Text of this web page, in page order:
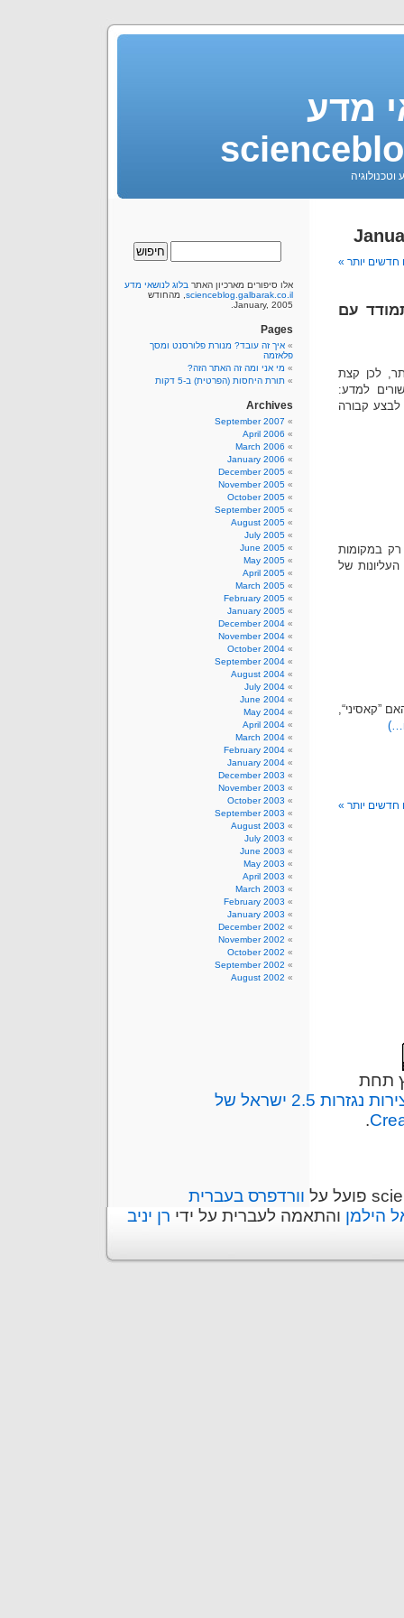
מדע
חדשים יותר »
עם
לכן קצת
למדע:
לבצע קבורה
רק במקומות
של
”קאסיני“,
חדשים יותר »
אלו סיפורים מארכיון האתר בלוג לנושאי מדע
scienceblog.galbarak.co.il , מהחודש
January, 2005.
Pages
איך זה עובד? מנורת פלורסנט ומסך
פלאזמה
מי אני ומה זה האתר הזה?
תורת היחסות (הפרטית) ב-5 דקות
Archives
September 2007
April 2006
March 2006
January 2006
December 2005
November 2005
October 2005
September 2005
August 2005
July 2005
June 2005
May 2005
April 2005
March 2005
February 2005
January 2005
December 2004
November 2004
October 2004
September 2004
August 2004
July 2004
June 2004
May 2004
April 2004
March 2004
February 2004
January 2004
December 2003
November 2003
October 2003
September 2003
August 2003
July 2003
June 2003
May 2003
April 2003
March 2003
February 2003
January 2003
December 2002
November 2002
October 2002
September 2002
August 2002
תחת
2.5 ישראל של
.
וורדפרס בעברית
הילמן והתאמה לעברית על ידי רן יניב